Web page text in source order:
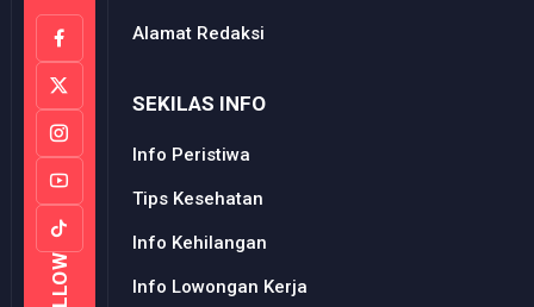
Alamat Redaksi
SEKILAS INFO
Info Peristiwa
Tips Kesehatan
Info Kehilangan
Info Lowongan Kerja